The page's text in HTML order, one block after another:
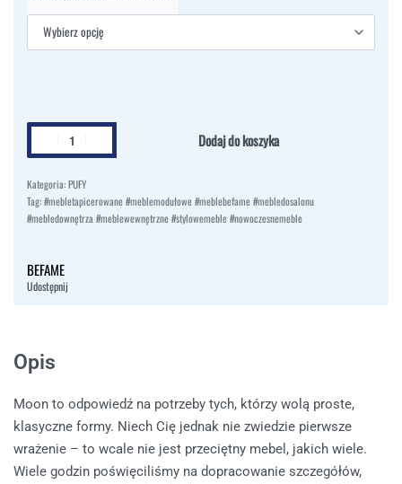
Dodaj do koszyka
Kategoria:PUFY
Tag:#mebletapicerowane #meblemodułowe #meblebefame #mebledosalonu
#mebledownętrza #meblewewnętrzne #stylowemeble #nowoczesnemeble
BEFAME
Udostępnij
Opis
Moon to odpowiedź na potrzeby tych, którzy wolą proste,
klasyczne formy. Niech Cię jednak nie zwiedzie pierwsze
wrażenie – to wcale nie jest przeciętny mebel, jakich wiele.
Wiele godzin poświęciliśmy na dopracowanie szczegółów,